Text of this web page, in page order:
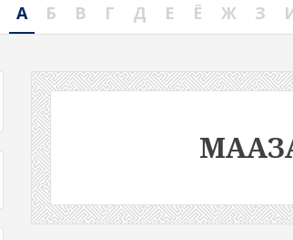
А Б В Г Д Е Ё Ж З